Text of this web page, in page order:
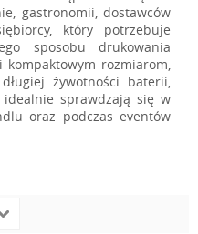
gastronomii, dostawców
który potrzebuje
sposobu drukowania
rozmiarom,
żywotności baterii,
sprawdzają się w
oraz podczas eventów